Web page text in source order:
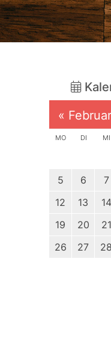
«
MO DI MI
5
6 7
12
13 14
19
20 21
26
27 28